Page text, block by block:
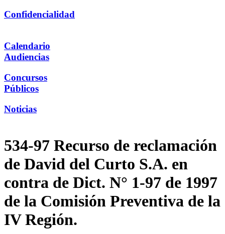
Confidencialidad
Calendario
Audiencias
Concursos
Públicos
Noticias
534-97 Recurso de reclamación
de David del Curto S.A. en
contra de Dict. N° 1-97 de 1997
de la Comisión Preventiva de la
IV Región.